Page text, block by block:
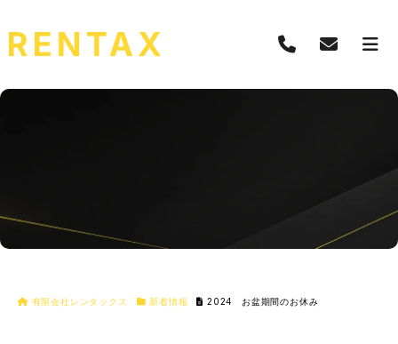
有限会社レンタックス 新着情報 2024 お盆期間のお休み